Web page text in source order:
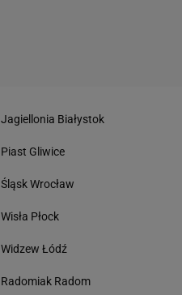
Jagiellonia Białystok
Piast Gliwice
Śląsk Wrocław
Wisła Płock
Widzew Łódź
Radomiak Radom